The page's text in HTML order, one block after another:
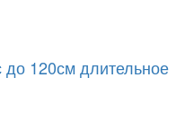
120см длительное